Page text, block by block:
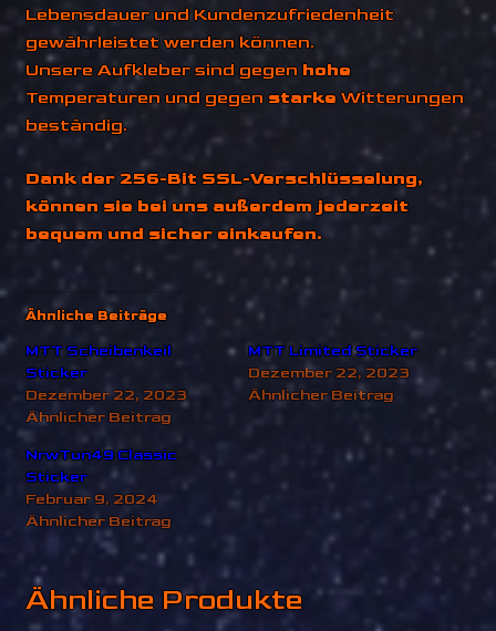
Lebensdauer und Kundenzufriedenheit
gewährleistet werden können.
Unsere Aufkleber sind gegen hohe
Temperaturen und gegen starke Witterungen
beständig.
Dank der 256-Bit SSL-Verschlüsselung,
können sie bei uns außerdem jederzeit
bequem und sicher einkaufen.
Ähnliche Beiträge
MTT Scheibenkeil
Sticker
Dezember 22, 2023
Ähnlicher Beitrag
MTT Limited Sticker
Dezember 22, 2023
Ähnlicher Beitrag
NrwTun49 Classic
Sticker
Februar 9, 2024
Ähnlicher Beitrag
Ähnliche Produkte